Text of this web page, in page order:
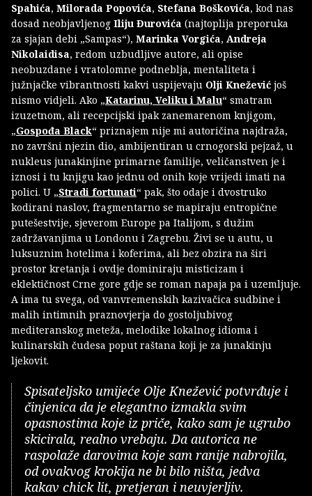
Spahića, Milorada Popovića, Stefana Boškovića, kod nas
dosad neobjavljenog Iliju Đurovića (najtoplija preporuka
za sjajan debi „Sampas“), Marinka Vorgića, Andreja
Nikolaidisa, redom uzbudljive autore, ali opise
neobuzdane i vratolomne podneblja, mentaliteta i
južnjačke vibrantnosti kakvi uspijevaju Olji Knežević još
nismo vidjeli. Ako „Katarinu, Veliku i Malu“ smatram
izuzetnom, ali recepcijski ipak zanemarenom knjigom,
„Gospođa Black“ priznajem nije mi autoričina najdraža,
no završni njezin dio, ambijentiran u crnogorski pejzaž, u
nukleus junakinjine primarne familije, veličanstven je i
iznosi i tu knjigu kao jednu od onih koje vrijedi imati na
polici. U „Stradi fortunati“ pak, što odaje i dvostruko
kodirani naslov, fragmentarno se mapiraju entropične
putešestvije, sjeverom Europe pa Italijom, s dužim
zadržavanjima u Londonu i Zagrebu. Živi se u autu, u
luksuznim hotelima i koferima, ali bez obzira na širi
prostor kretanja i ovdje dominiraju misticizam i
eklektičnost Crne gore gdje se roman napaja pa i uzemljuje.
A ima tu svega, od vanvremenskih kazivačica sudbine i
malih intimnih praznovjerja do gostoljubivog
mediteranskog meteža, melodike lokalnog idioma i
kulinarskih čudesa poput raštana koji je za junakinju
ljekovit.
Spisateljsko umijeće Olje Knežević potvrđuje i
činjenica da je elegantno izmakla svim
opasnostima koje iz priče, kako sam je ugrubo
skicirala, realno vrebaju. Da autorica ne
raspolaže darovima koje sam ranije nabrojila,
od ovakvog krokija ne bi bilo ništa, jedva
kakav chick lit, pretjeran i neuvjerljiv.